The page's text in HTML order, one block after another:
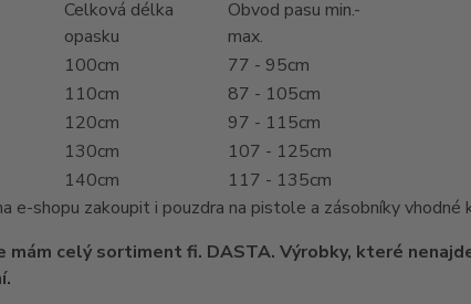
Celková délka
opasku
Obvod pasu min.-
max.
100cm
77 - 95cm
110cm
87 - 105cm
120cm
97 - 115cm
130cm
107 - 125cm
140cm
117 - 135cm
e-shopu zakoupit i pouzdra na pistole a zásobníky vhodné
mám celý sortiment fi. DASTA. Výrobky, které